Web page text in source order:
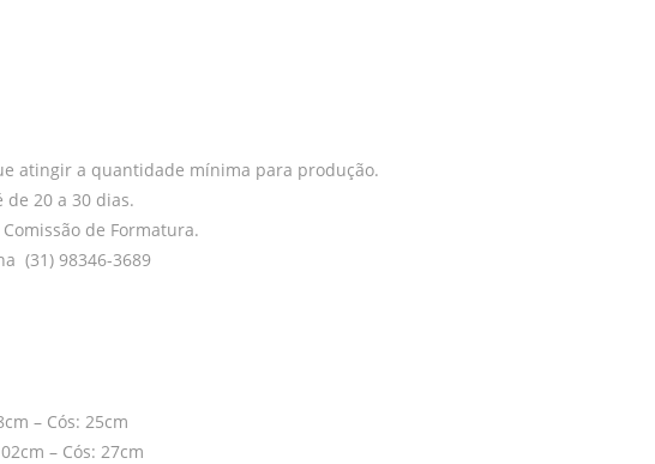
atingir a quantidade mínima para produção.
20 a 30 dias.
de Formatura.
(31) 98346-3689
– Cós: 25cm
– Cós: 27cm